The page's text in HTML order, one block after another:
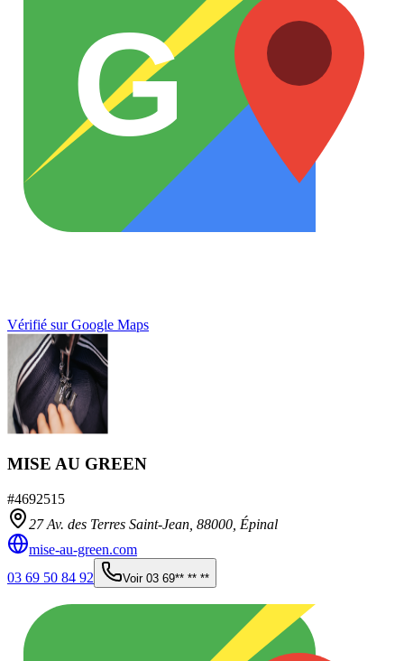
G
Vérifié sur Google Maps
MISE AU GREEN
#4692515
27 Av. des Terres Saint-Jean, 88000 Épinal
mise-au-green.com
03 69 50 84 92
Voir 03 69** ** **